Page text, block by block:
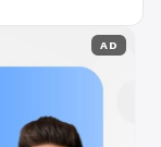
AD